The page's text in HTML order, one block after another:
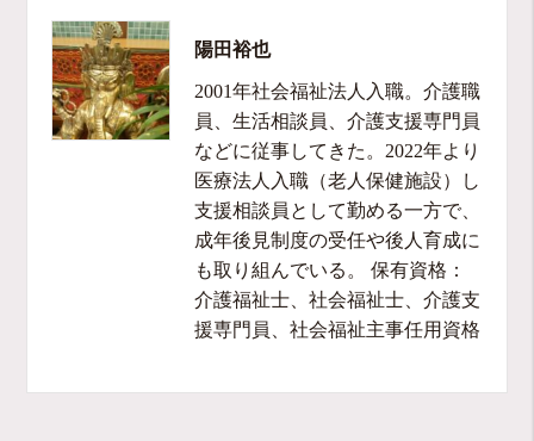
陽田裕也
2001年社会福祉法人入職。介護職
員、生活相談員、介護支援専門員
などに従事してきた。2022年より
医療法人入職（老人保健施設）し
支援相談員として勤める一方で、
成年後見制度の受任や後人育成に
も取り組んでいる。 保有資格：
介護福祉士、社会福祉士、介護支
援専門員、社会福祉主事任用資格